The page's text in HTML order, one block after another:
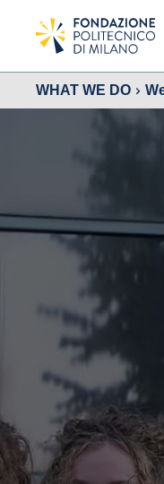
WHAT WE DO